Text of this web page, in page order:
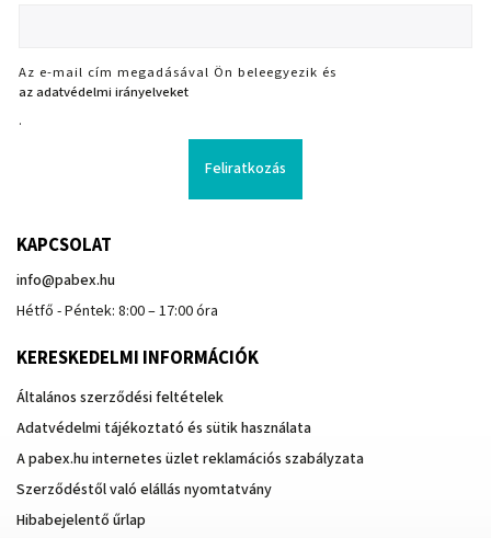
Az e-mail cím megadásával Ön beleegyezik és
az adatvédelmi irányelveket
.
Feliratkozás
KAPCSOLAT
info@pabex.hu
Hétfő - Péntek: 8:00 – 17:00 óra
KERESKEDELMI INFORMÁCIÓK
Általános szerződési feltételek
Adatvédelmi tájékoztató és sütik használata
A pabex.hu internetes üzlet reklamációs szabályzata
Szerződéstől való elállás nyomtatvány
Hibabejelentő űrlap